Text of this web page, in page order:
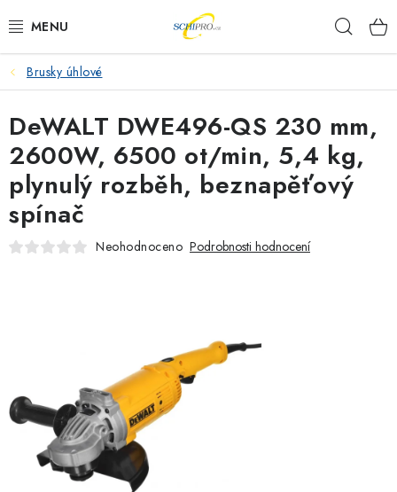
na
AKU NÁŘADÍ
ELEKTRICKÉ NÁŘADÍ
PŘÍSLUŠENSTVÍ
MĚŘÍCÍ TECHNIKA
ZNAČKOVACÍ SPREJE
Jak nakupovat
Obchodní podmínky
Podmínky ochrany osobních údajů
Brusky úhlové
DeWALT DWE496-QS 230 mm,
2600W, 6500 ot/min, 5,4 kg,
plynulý rozběh, beznapěťový
spínač
Neohodnoceno Podrobnosti hodnocení